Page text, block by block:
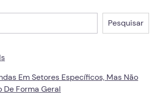
Pesquisar
Em Setores Específicos, Mas Não
De Forma Geral